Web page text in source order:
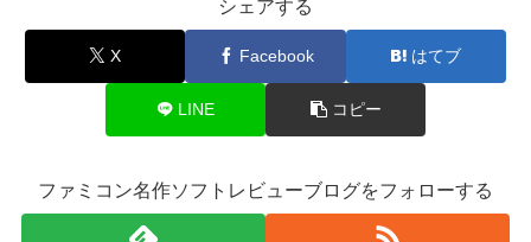
シェアする
X Facebook はてブ
LINE コピー
ファミコン名作ソフトレビューブログをフォローする